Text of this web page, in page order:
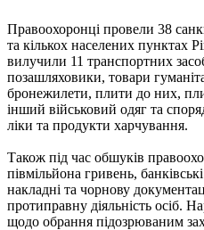
Правоохоронці провели 38
та кількох населених пунктах
вилучили 11 транспортних
позашляховики, товари
бронежилети, плити до них,
інший військовий одяг та
ліки та продукти харчування.
Також під час обшуків
півмільйона гривень,
накладні та чорнову
протиправну діяльність осіб.
щодо обрання підозрюваним